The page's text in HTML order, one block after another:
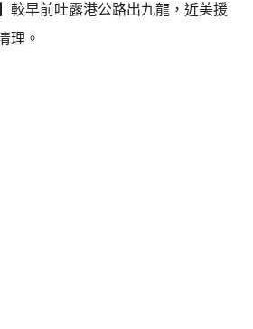
較早前吐露港公路出九龍，近美援
理。